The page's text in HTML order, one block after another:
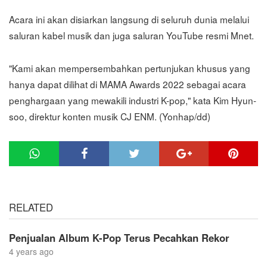
Acara ini akan disiarkan langsung di seluruh dunia melalui
saluran kabel musik dan juga saluran YouTube resmi Mnet.
"Kami akan mempersembahkan pertunjukan khusus yang
hanya dapat dilihat di MAMA Awards 2022 sebagai acara
penghargaan yang mewakili industri K-pop," kata Kim Hyun-
soo, direktur konten musik CJ ENM. (Yonhap/dd)
RELATED
Penjualan Album K-Pop Terus Pecahkan Rekor
4 years ago